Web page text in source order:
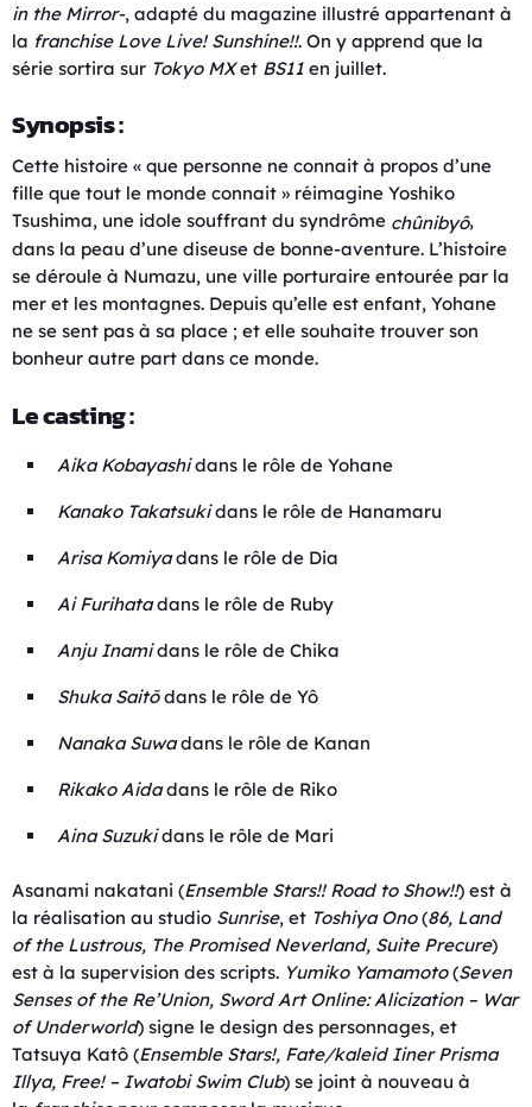
in the Mirror-, adapté du magazine illustré appartenant à
la franchise Love Live! Sunshine!!. On y apprend que la
série sortira sur Tokyo MXet BS11 en juillet.
Synopsis :
Cette histoire « que personne ne connait à propos d’une
fille que tout le monde connait » réimagine Yoshiko
Tsushima, une idole souffrant du syndrôme chûnibyô,
dans la peau d’une diseuse de bonne-aventure. L’histoire
se déroule à Numazu, une ville porturaire entourée par la
mer et les montagnes. Depuis qu’elle est enfant, Yohane
ne se sent pas à sa place ; et elle souhaite trouver son
bonheur autre part dans ce monde.
Le casting :
Aika Kobayashidans le rôle de Yohane
Kanako Takatsukidans le rôle de Hanamaru
Arisa Komiyadans le rôle de Dia
Ai Furihatadans le rôle de Ruby
Anju Inamidans le rôle de Chika
Shuka Saitōdans le rôle de Yô
Nanaka Suwadans le rôle de Kanan
Rikako Aidadans le rôle de Riko
Aina Suzukidans le rôle de Mari
Asanami nakatani (Ensemble Stars!! Road to Show!!) est à
la réalisation au studio Sunrise, et Toshiya Ono(86, Land
of the Lustrous, The Promised Neverland, Suite Precure)
est à la supervision des scripts. Yumiko Yamamoto(Seven
Senses of the Re’Union, Sword Art Online: Alicization– War
of Underworld) signe le design des personnages, et
Tatsuya Katô (Ensemble Stars!, Fate/kaleid Iiner Prisma
Illya, Free! – Iwatobi Swim Club) se joint à nouveau à